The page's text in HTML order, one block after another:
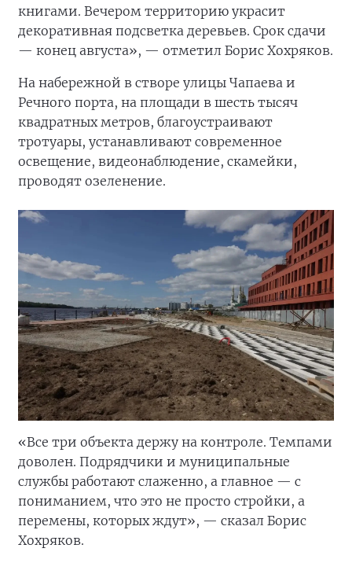
книгами. Вечером территорию украсит
декоративная подсветка деревьев. Срок сдачи
— конец августа», — отметил Борис Хохряков.
На набережной в створе улицы Чапаева и
Речного порта, на площади в шесть тысяч
квадратных метров, благоустраивают
тротуары, устанавливают современное
освещение, видеонаблюдение, скамейки,
проводят озеленение.
«Все три объекта держу на контроле. Темпами
доволен. Подрядчики и муниципальные
службы работают слаженно, а главное — с
пониманием, что это не просто стройки, а
перемены, которых ждут», — сказал Борис
Хохряков.